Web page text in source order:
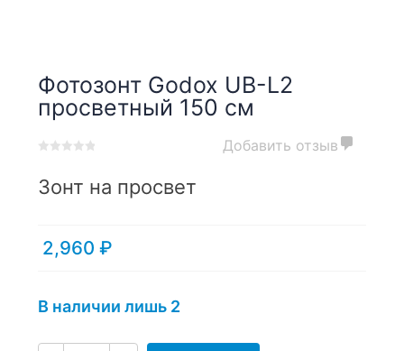
Фотозонт Godox UB-L2
просветный 150 см
out
of
customer
Добавить отзыв
Зонт на просвет
2,960 ₽
В наличии лишь 2